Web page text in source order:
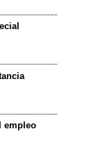
empleo